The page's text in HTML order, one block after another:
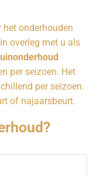
onderhouden
overleg met u als
per seizoen. Het
per seizoen.
of najaarsbeurt.